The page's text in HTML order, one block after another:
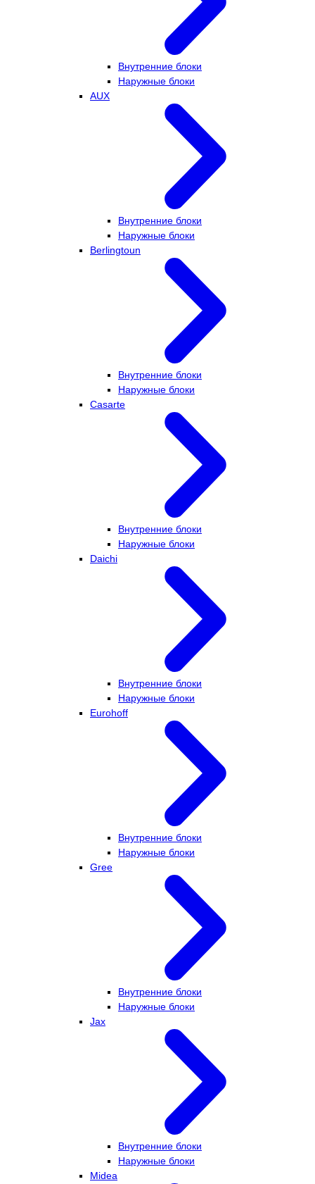
Внутренние блоки
Наружные блоки
AUX
Внутренние блоки
Наружные блоки
Berlingtoun
Внутренние блоки
Наружные блоки
Casarte
Внутренние блоки
Наружные блоки
Daichi
Внутренние блоки
Наружные блоки
Eurohoff
Внутренние блоки
Наружные блоки
Gree
Внутренние блоки
Наружные блоки
Jax
Внутренние блоки
Наружные блоки
Midea